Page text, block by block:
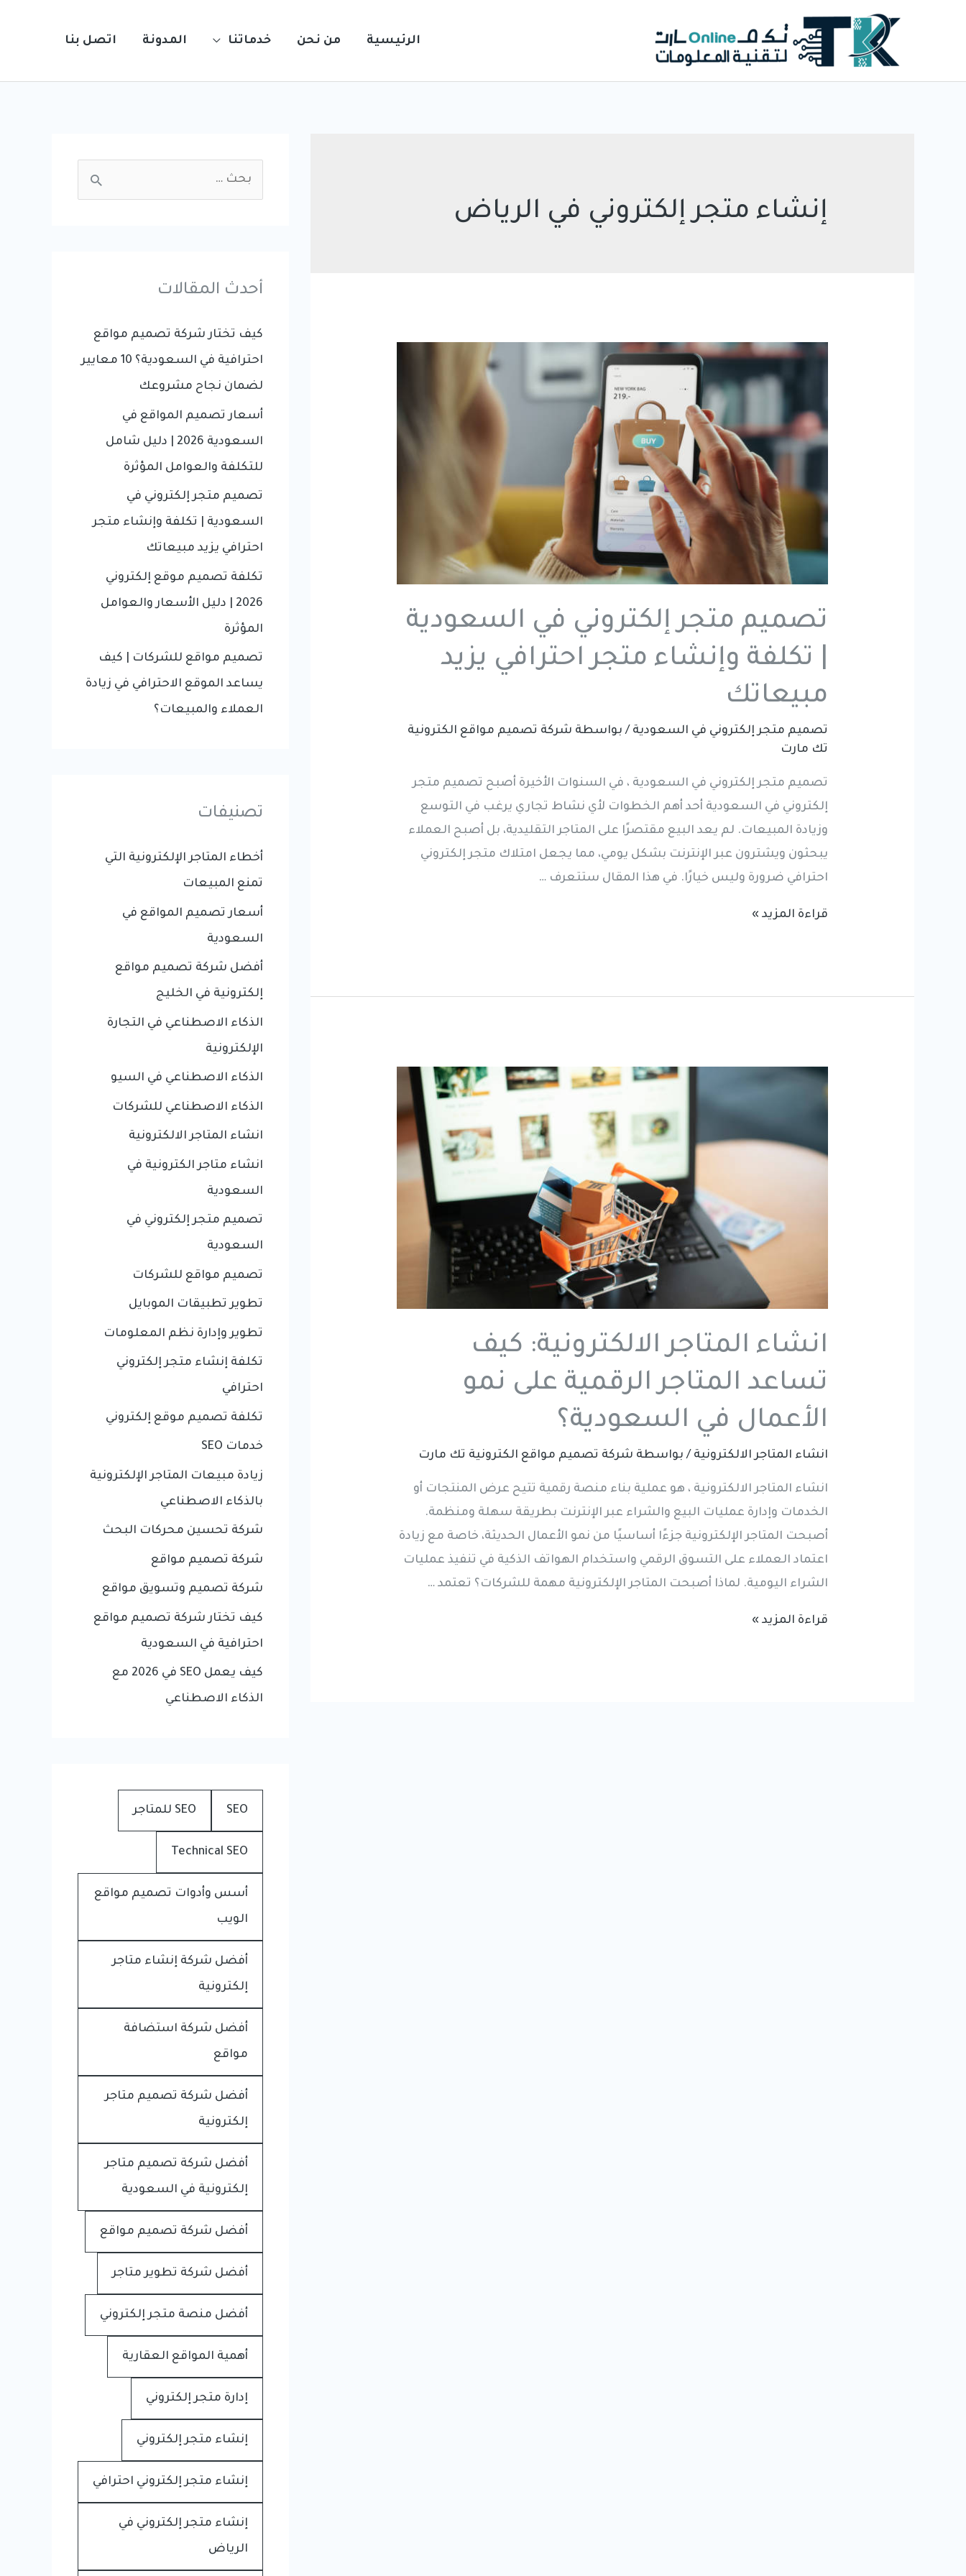
الرئيسية من نحن خدماتنا المدونة اتصل بنا
إنشاء متجر إلكتروني في الرياض
تصميم متجر إلكتروني في السعودية
| تكلفة وإنشاء متجر احترافي يزيد
مبيعاتك
تصميم متجر إلكتروني في السعودية / بواسطة شركة تصميم مواقع الكترونية
تك مارت
تصميم متجر إلكتروني في السعودية ، في السنوات الأخيرة أصبح تصميم متجر
إلكتروني في السعودية أحد أهم الخطوات لأي نشاط تجاري يرغب في التوسع
وزيادة المبيعات. لم يعد البيع مقتصرًا على المتاجر التقليدية، بل أصبح العملاء
يبحثون ويشترون عبر الإنترنت بشكل يومي، مما يجعل امتلاك متجر إلكتروني
احترافي ضرورة وليس خيارًا. في هذا المقال ستتعرف …
تصميم
وإنشاء
متجر
يزيد
قراءة المزيد »
انشاء المتاجر الالكترونية: كيف
تساعد المتاجر الرقمية على نمو
الأعمال في السعودية؟
انشاء المتاجر الالكترونية / بواسطة شركة تصميم مواقع الكترونية تك مارت
انشاء المتاجر الالكترونية ، هو عملية بناء منصة رقمية تتيح عرض المنتجات أو
الخدمات وإدارة عمليات البيع والشراء عبر الإنترنت بطريقة سهلة ومنظمة.
أصبحت المتاجر الإلكترونية جزءًا أساسيًا من نمو الأعمال الحديثة، خاصة مع زيادة
اعتماد العملاء على التسوق الرقمي واستخدام الهواتف الذكية في تنفيذ عمليات
الشراء اليومية. لماذا أصبحت المتاجر الإلكترونية مهمة للشركات؟ تعتمد …
انشاء
قراءة المزيد »
e
f
o
r
:
أحدث المقالات
كيف تختار شركة تصميم مواقع
احترافية في السعودية؟ 10 معايير
لضمان نجاح مشروعك
أسعار تصميم المواقع في
السعودية 2026 | دليل شامل
للتكلفة والعوامل المؤثرة
تصميم متجر إلكتروني في
السعودية | تكلفة وإنشاء متجر
احترافي يزيد مبيعاتك
تكلفة تصميم موقع إلكتروني
2026 | دليل الأسعار والعوامل
المؤثرة
تصميم مواقع للشركات | كيف
يساعد الموقع الاحترافي في زيادة
العملاء والمبيعات؟
تصنيفات
أخطاء المتاجر الإلكترونية التي
تمنع المبيعات
أسعار تصميم المواقع في
السعودية
أفضل شركة تصميم مواقع
إلكترونية في الخليج
الذكاء الاصطناعي في التجارة
الإلكترونية
الذكاء الاصطناعي في السيو
الذكاء الاصطناعي للشركات
انشاء المتاجر الالكترونية
انشاء متاجر الكترونية في
السعودية
تصميم متجر إلكتروني في
السعودية
تصميم مواقع للشركات
تطوير تطبيقات الموبايل
تطوير وإدارة نظم المعلومات
تكلفة إنشاء متجر إلكتروني
احترافي
تكلفة تصميم موقع إلكتروني
خدمات SEO
زيادة مبيعات المتاجر الإلكترونية
بالذكاء الاصطناعي
شركة تحسين محركات البحث
شركة تصميم مواقع
شركة تصميم وتسويق مواقع
كيف تختار شركة تصميم مواقع
احترافية في السعودية
كيف يعمل SEO في 2026 مع
الذكاء الاصطناعي
SEO SEO للمتاجر
Technical SEO
أسس وأدوات تصميم مواقع
الويب
أفضل شركة إنشاء متاجر
إلكترونية
أفضل شركة استضافة
مواقع
أفضل شركة تصميم متاجر
إلكترونية
أفضل شركة تصميم متاجر
إلكترونية في السعودية
أفضل شركة تصميم مواقع
أفضل شركة تطوير متاجر
أفضل منصة متجر إلكتروني
أهمية المواقع العقارية
إدارة متجر إلكتروني
إنشاء متجر إلكتروني
إنشاء متجر إلكتروني احترافي
إنشاء متجر إلكتروني في
الرياض